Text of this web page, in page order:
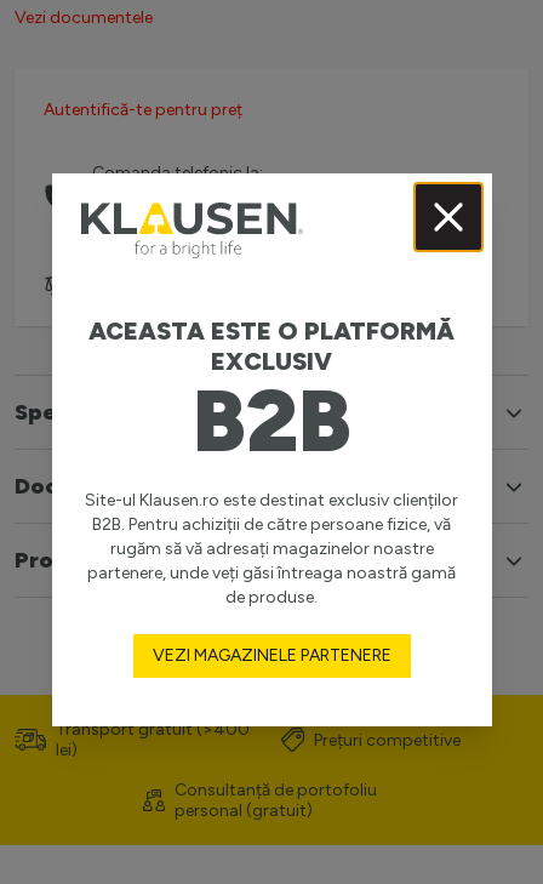
Vezi documentele
Autentifică-te pentru preț
Comanda telefonic la:
(L-V: 08:30-16:00)
Specificatii
Documente
Produse similare
ACEASTA ESTE O PLATFORMĂ
EXCLUSIV
B2B
Site-ul Klausen.ro este destinat exclusiv clienților
B2B. Pentru achiziții de către persoane fizice, vă
rugăm să vă adresați magazinelor noastre
partenere, unde veți găsi întreaga noastră gamă
de produse.
VEZI MAGAZINELE PARTENERE
Transport gratuit (>400
lei)
Prețuri competitive
Consultanță de portofoliu
personal (gratuit)